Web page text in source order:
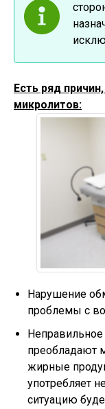
Есть ряд
микролитов:
Нарушение
проблемы с
Неправильное
преобладают
жирные
употребляет
ситуацию